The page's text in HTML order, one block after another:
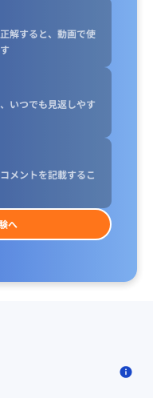
解すると、動画で使
いつでも見返しやす
メントを記載するこ
へ